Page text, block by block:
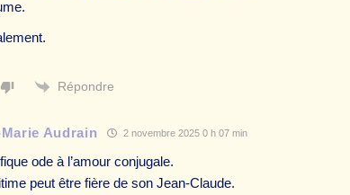
Répondre
Audrain 2 novembre 2025 0 h 07 min
ode à l’amour conjugale.
peut être fière de son Jean-Claude.